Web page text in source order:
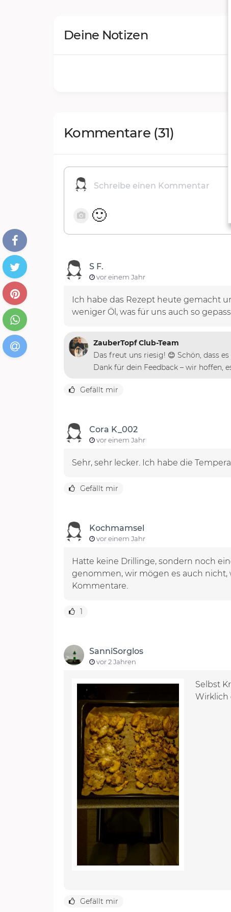
Deine Notizen
Kommentare (31)
🙂
S F.
vor einem Jahr
Ich habe das Rezept heute gemacht
weniger Öl, was für uns auch so
ZauberTopf Club-Team
Das freut uns riesig! 😊 Schön, dass
Dank für dein Feedback – wir hoffen,
Gefällt mir
Cora K_002
vor einem Jahr
Sehr, sehr lecker. Ich habe die
Gefällt mir
Kochmamsel
vor einem Jahr
Hatte keine Drillinge, sondern noch
genommen, wir mögen es auch nicht,
Kommentare.
1
SanniSorglos
vor 2 Jahren
Selbst
Wirklich
Gefällt mir